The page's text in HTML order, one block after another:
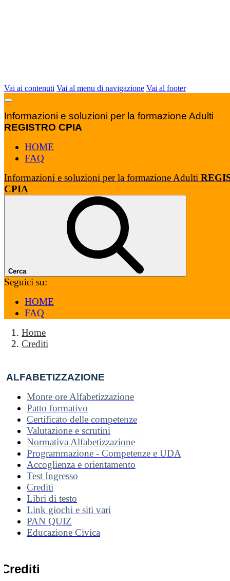
Vai ai contenuti Vai al menu di navigazione Vai al footer
Informazioni e soluzioni per la formazione Adulti
REGISTRO CPIA
HOME
FAQ
Informazioni e soluzioni per la formazione Adulti
CPIA
Cerca
Seguici su:
HOME
FAQ
Home
Crediti
ALFABETIZZAZIONE
Monte ore Alfabetizzazione
Patto formativo
Certificato delle competenze
Valutazione e scrutini
Normativa Alfabetizzazione
Programmazione - Competenze e UDA
Accoglienza e orientamento
Test Ingresso
Crediti
Libri di testo
Link giochi e siti vari
PAN QUIZ
Educazione Civica
Crediti